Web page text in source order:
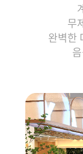
무
완벽한